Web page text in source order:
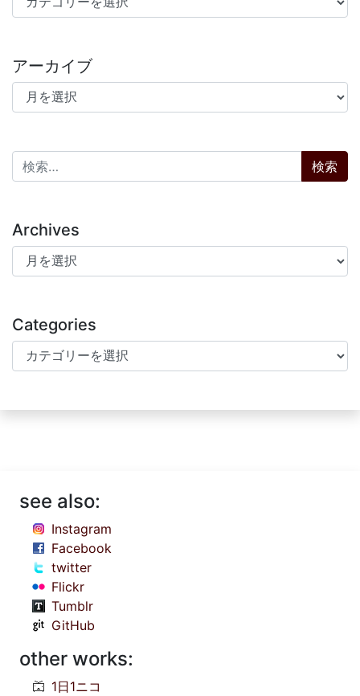
アーカイブ
アーカイブ
検索:
Archives
Archives
Categories
Categories
see also:
Instagram
Facebook
twitter
Flickr
Tumblr
GitHub
other works:
1日1ニコ